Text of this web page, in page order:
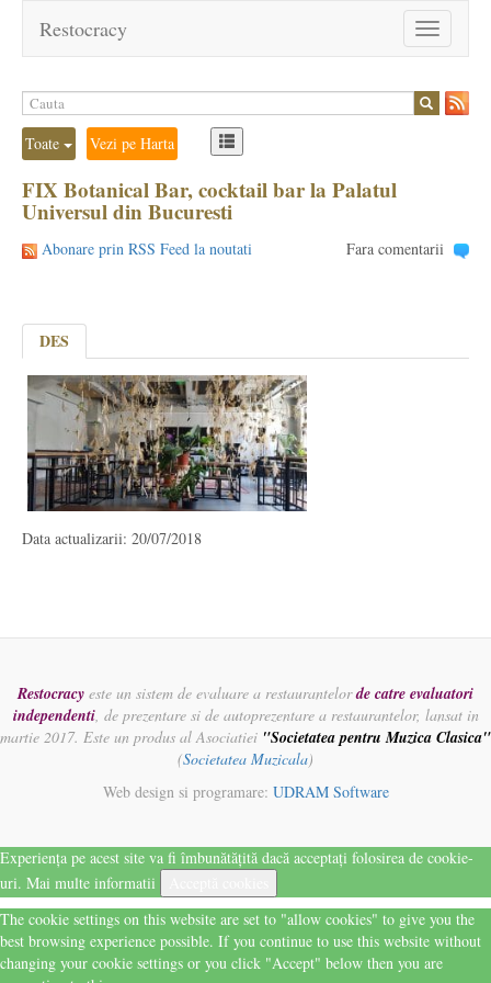
Toggle
navigation
Restocracy
Toate Vezi pe Harta
FIX Botanical Bar, cocktail bar la Palatul
Universul din Bucuresti
Abonare prin RSS Feed la noutati Fara comentarii
DES
Data actualizarii: 20/07/2018
Restocracy este un sistem de evaluare a restaurantelorde catre evaluatori
independenti, de prezentare si de autoprezentare a restaurantelor, lansat in
martie 2017. Este un produs al Asociatiei "Societatea pentru Muzica Clasica"
(Societatea Muzicala)
Web design si programare: UDRAM Software
Experiența pe acest site va fi îmbunătățită dacă acceptați folosirea de cookie-
uri. Mai multe informatii
The cookie settings on this website are set to "allow cookies" to give you the
best browsing experience possible. If you continue to use this website without
changing your cookie settings or you click "Accept" below then you are